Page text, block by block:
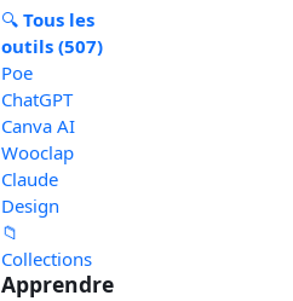
🔍 Tous les
outils (507)
Poe
ChatGPT
Canva AI
Wooclap
Claude
Design
📁
Collections
Apprendre